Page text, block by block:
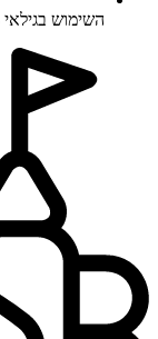
השימוש בגילאי 3 ומעלה ובהשגחת מבוגר.